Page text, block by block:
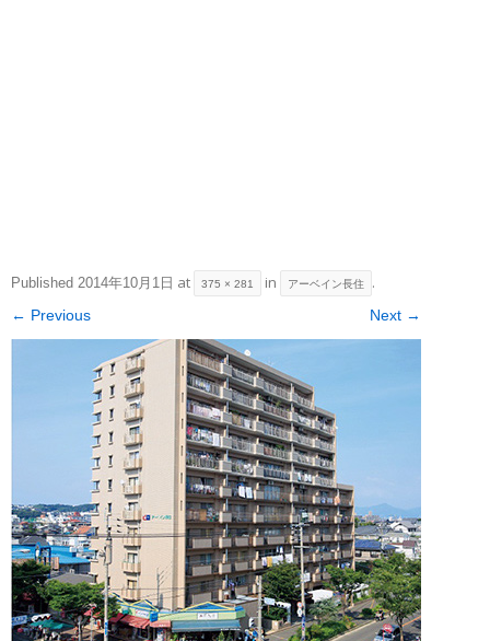
Published 2014年10月1日 at 375 × 281 in アーベイン長住 .
← Previous Next →